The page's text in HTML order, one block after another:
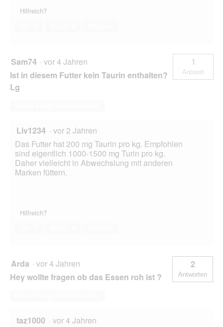
Hilfreich?
Sam74 · vor 4 Jahren
Ist in diesem Futter kein Taurin enthalten?
Lg
1
Antwort
Liv1234 · vor 2 Jahren
Das Futter hat 200 mg Taurin pro kg. Empfohlen
sind eigentlich 1000-1500 mg Turin pro kg.
Daher vielleicht in Abwechslung mit anderen
Marken füttern.
Hilfreich?
Arda · vor 4 Jahren
Hey wollte fragen ob das Essen roh ist ?
2
Antworten
taz1000 · vor 4 Jahren